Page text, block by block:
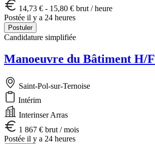
14,73 € - 15,80 € brut / heure
Postée il y a 24 heures
Postuler
Candidature simplifiée
Manoeuvre du Bâtiment H/F
Saint-Pol-sur-Ternoise
Intérim
Interinser Arras
1 867 € brut / mois
Postée il y a 24 heures